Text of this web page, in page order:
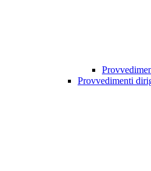
Provvedimenti